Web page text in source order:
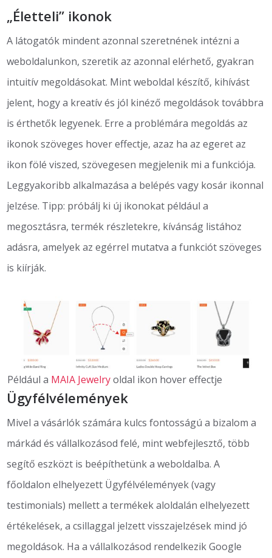
„Életteli” ikonok
A látogatók mindent azonnal szeretnének intézni a
weboldalunkon, szeretik az azonnal elérhető, gyakran
intuitív megoldásokat. Mint weboldal készítő, kihívást
jelent, hogy a kreatív és jól kinéző megoldások továbbra
is érthetők legyenek. Erre a problémára megoldás az
ikonok szöveges hover effectje, azaz ha az egeret az
ikon fölé viszed, szövegesen megjelenik mi a funkciója.
Leggyakoribb alkalmazása a belépés vagy kosár ikonnal
jelzése. Tipp: próbálj ki új ikonokat például a
megosztásra, termék részletekre, kívánság listához
adásra, amelyek az egérrel mutatva a funkciót szöveges
is kiírják.
Például a MAIA Jewelryoldal ikon hover effectje
Ügyfélvélemények
Mivel a vásárlók számára kulcs fontosságú a bizalom a
márkád és vállalkozásod felé, mint webfejlesztő, több
segítő eszközt is beépíthetünk a weboldalba. A
főoldalon elhelyezett Ügyfélvélemények (vagy
testimonials) mellett a termékek aloldalán elhelyezett
értékelések, a csillaggal jelzett visszajelzések mind jó
megoldások. Ha a vállalkozásod rendelkezik Google